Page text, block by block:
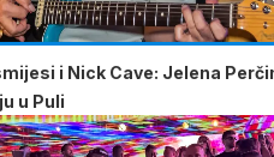
i Nick Cave: Jelena
u Puli